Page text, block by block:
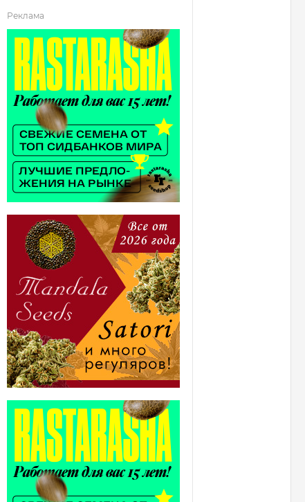
Реклама